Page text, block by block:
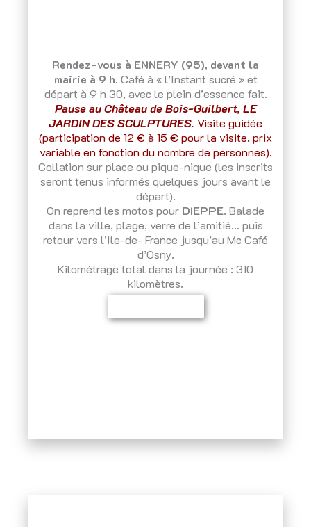
Rendez-vous à ENNERY (95), devant la
mairie à 9 h. Café à « l’Instant sucré » et
départ à 9 h 30, avec le plein d’essence fait.
Pause au Château de Bois-Guilbert, LE
JARDIN DES SCULPTURES. Visite guidée
(participation de 12 € à 15 € pour la visite, prix
variable en fonction du nombre de personnes).
Collation sur place ou pique-nique (les inscrits
seront tenus informés quelques jours avant le
départ).
On reprend les motos pour DIEPPE. Balade
dans la ville, plage, verre de l’amitié… puis
retour vers l’Ile-de- France jusqu’au Mc Café
d’Osny.
Kilométrage total dans la journée : 310
kilomètres.